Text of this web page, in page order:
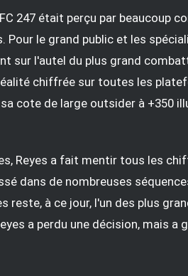
247 était perçu par beaucoup
Pour le grand public et les
sur l'autel du plus grand
chiffrée sur toutes les
sa cote de large outsider à +350
Reyes a fait mentir tous les
dans de nombreuses
reste, à ce jour, l'un des plus
a perdu une décision, mais a